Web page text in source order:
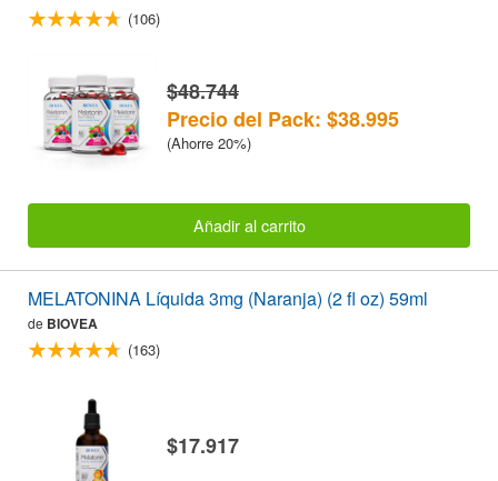
(106)
$48.744
Precio del Pack: $38.995
(Ahorre 20%)
Añadir al carrito
MELATONINA Líquida 3mg (Naranja) (2 fl oz) 59ml
de BIOVEA
(163)
$17.917